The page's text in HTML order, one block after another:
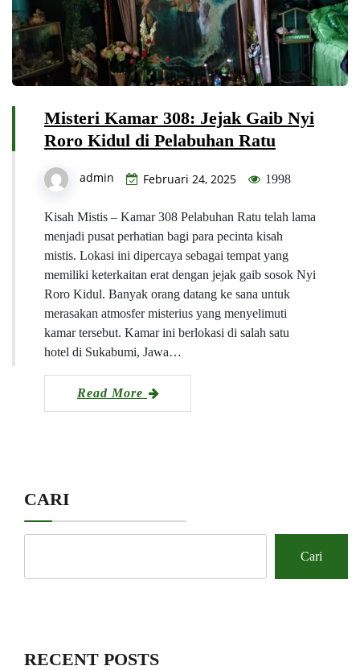
Misteri Kamar 308: Jejak Gaib Nyi
Roro Kidul di Pelabuhan Ratu
admin Februari 24, 2025 1998
Kisah Mistis – Kamar 308 Pelabuhan Ratu telah lama
menjadi pusat perhatian bagi para pecinta kisah
mistis. Lokasi ini dipercaya sebagai tempat yang
memiliki keterkaitan erat dengan jejak gaib sosok Nyi
Roro Kidul. Banyak orang datang ke sana untuk
merasakan atmosfer misterius yang menyelimuti
kamar tersebut. Kamar ini berlokasi di salah satu
hotel di Sukabumi, Jawa…
Read More
CARI
Cari
RECENT POSTS